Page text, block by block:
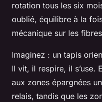
rotation tous les six
oublié, équilibre à la
mécanique sur les
Imaginez : un tapis
Il vit, il respire, il s’use.
aux zones épargnées
relais, tandis que les